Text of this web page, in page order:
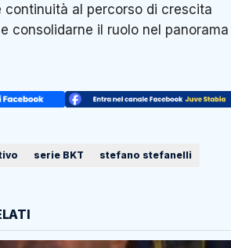
continuità al percorso di crescita
consolidarne il ruolo nel panorama
serie BKT stefano stefanelli